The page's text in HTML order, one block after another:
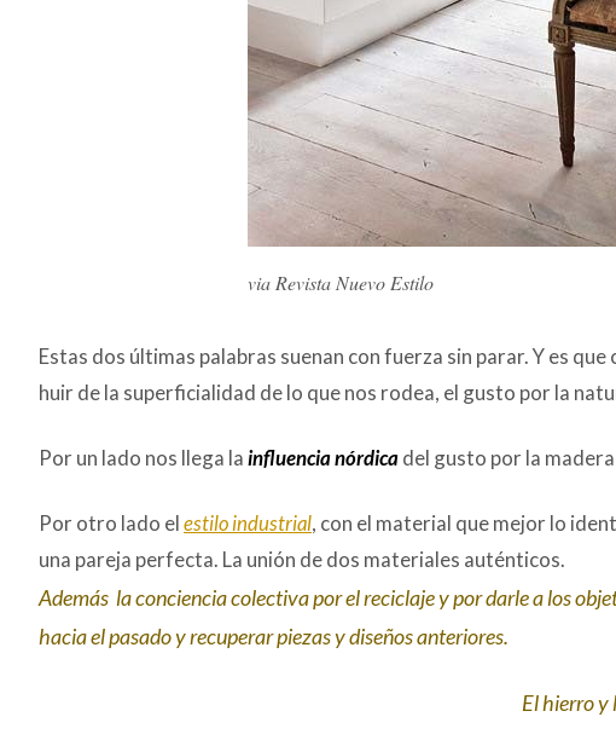
via Revista Nuevo Estilo
Estas dos últimas palabras suenan con fuerza sin parar. Y es
huir de la superficialidad de lo que nos rodea, el gusto por la
Por un lado nos llega lainfluencia nórdicadel gusto por la
Por otro lado elestilo industrial, con el material que mejor lo
una pareja perfecta. La unión de dos materiales auténticos.
Además la conciencia colectiva por el reciclaje y por darle a los
hacia el pasado y recuperar piezas y diseños anteriores.
El hierro y